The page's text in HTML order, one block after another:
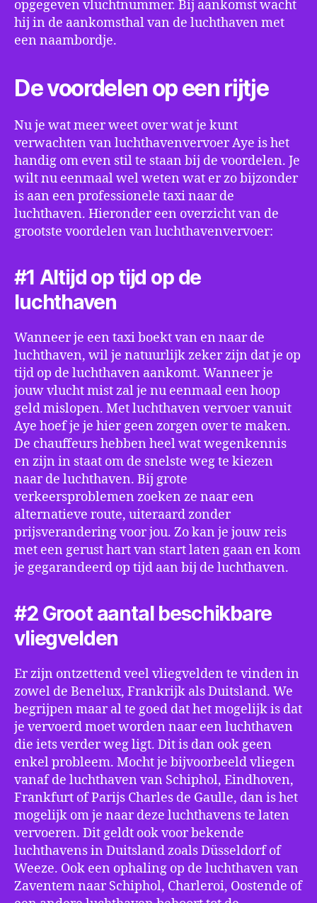
opgegeven vluchtnummer. Bij aankomst wacht
hij in de aankomsthal van de luchthaven met
een naambordje.
De voordelen op een rijtje
Nu je wat meer weet over wat je kunt
verwachten van luchthavenvervoer Aye is het
handig om even stil te staan bij de voordelen. Je
wilt nu eenmaal wel weten wat er zo bijzonder
is aan een professionele taxi naar de
luchthaven. Hieronder een overzicht van de
grootste voordelen van luchthavenvervoer:
#1 Altijd op tijd op de
luchthaven
Wanneer je een taxi boekt van en naar de
luchthaven, wil je natuurlijk zeker zijn dat je op
tijd op de luchthaven aankomt. Wanneer je
jouw vlucht mist zal je nu eenmaal een hoop
geld mislopen. Met luchthaven vervoer vanuit
Aye hoef je je hier geen zorgen over te maken.
De chauffeurs hebben heel wat wegenkennis
en zijn in staat om de snelste weg te kiezen
naar de luchthaven. Bij grote
verkeersproblemen zoeken ze naar een
alternatieve route, uiteraard zonder
prijsverandering voor jou. Zo kan je jouw reis
met een gerust hart van start laten gaan en kom
je gegarandeerd op tijd aan bij de luchthaven.
#2 Groot aantal beschikbare
vliegvelden
Er zijn ontzettend veel vliegvelden te vinden in
zowel de Benelux, Frankrijk als Duitsland. We
begrijpen maar al te goed dat het mogelijk is dat
je vervoerd moet worden naar een luchthaven
die iets verder weg ligt. Dit is dan ook geen
enkel probleem. Mocht je bijvoorbeeld vliegen
vanaf de luchthaven van Schiphol, Eindhoven,
Frankfurt of Parijs Charles de Gaulle, dan is het
mogelijk om je naar deze luchthavens te laten
vervoeren. Dit geldt ook voor bekende
luchthavens in Duitsland zoals Düsseldorf of
Weeze. Ook een ophaling op de luchthaven van
Zaventem naar Schiphol, Charleroi, Oostende of